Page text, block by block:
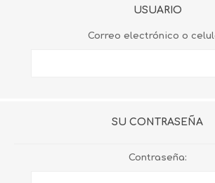
USUARIO
Correo electrónico o
SU CONTRASEÑA
Contraseña: